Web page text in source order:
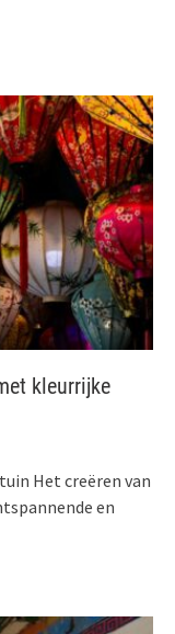
kleurrijke
Het creëren van
en